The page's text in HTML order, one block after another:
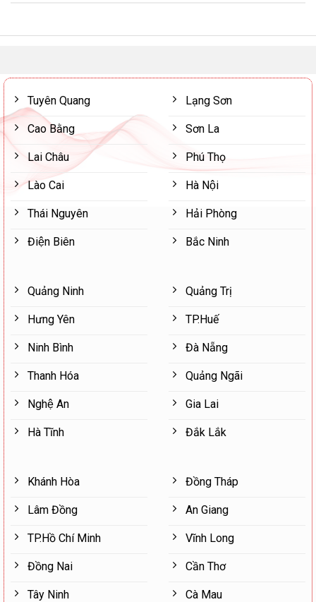
Tuyên Quang
Cao Bằng
Lai Châu
Lào Cai
Thái Nguyên
Điện Biên
Lạng Sơn
Sơn La
Phú Thọ
Hà Nội
Hải Phòng
Bắc Ninh
Quảng Ninh
Hưng Yên
Ninh Bình
Thanh Hóa
Nghệ An
Hà Tĩnh
Quảng Trị
TP.Huế
Đà Nẵng
Quảng Ngãi
Gia Lai
Đắk Lắk
Khánh Hòa
Lâm Đồng
TP.Hồ Chí Minh
Đồng Nai
Tây Ninh
Đồng Tháp
An Giang
Vĩnh Long
Cần Thơ
Cà Mau